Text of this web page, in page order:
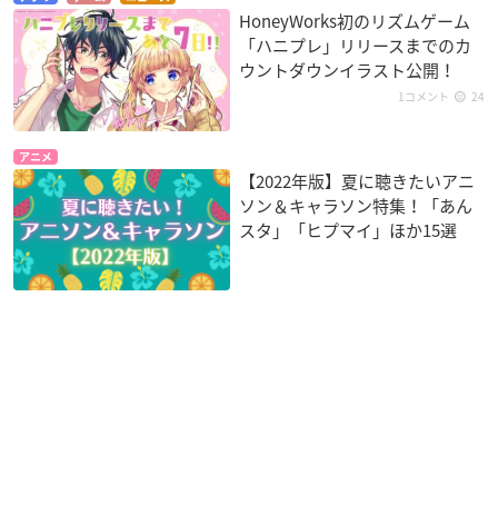
HoneyWorks初のリズムゲーム
「ハニプレ」リリースまでのカ
ウントダウンイラスト公開！
1コメント 24
アニメ
【2022年版】夏に聴きたいアニ
ソン＆キャラソン特集！「あん
スタ」「ヒプマイ」ほか15選